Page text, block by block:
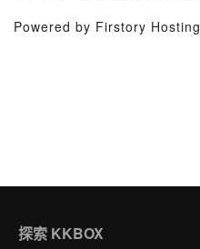
Powered by Firstory Hosting
探索 KKBOX